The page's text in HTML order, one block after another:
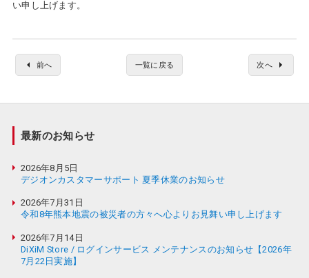
い申し上げます。
前へ 一覧に戻る 次へ
最新のお知らせ
2026年8月5日
デジオンカスタマーサポート 夏季休業のお知らせ
2026年7月31日
令和8年熊本地震の被災者の方々へ心よりお見舞い申し上げます
2026年7月14日
DiXiM Store / ログインサービス メンテナンスのお知らせ【2026年
7月22日実施】